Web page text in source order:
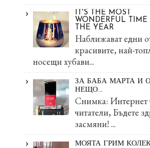
IT'S THE MOST
WONDERFUL TIME
THE YEAR
Наближават едни
красивите, най-
носещи хубави...
ЗА БАБА МАРТА И
НЕЩО...
Снимка:
читатели, Бъдете
засмяни! ...
МОЯТА ГРИМ